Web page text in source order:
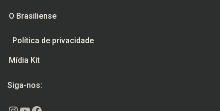
O Brasiliense
Política de privacidade
Mídia Kit
Siga-nos: